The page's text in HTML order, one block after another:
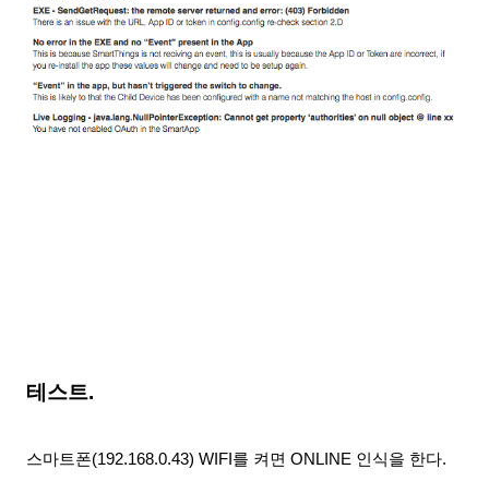
테스트.
스마트폰(192.168.0.43) WIFI를 켜면 ONLINE 인식을 한다.